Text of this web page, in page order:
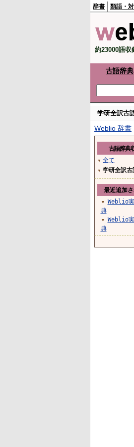
辞書 類語・
約23000語収
古語辞典
学研全訳古
Weblio 辞書
古語辞典
▼ 全て
▼ 学研全訳古
最近追加
▼
Weblio
典
▼
Weblio
典